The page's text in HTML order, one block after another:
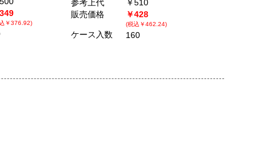
￥376.92)
参考上代
￥510
販売価格
￥428
(税込￥462.24)
ケース入数 160